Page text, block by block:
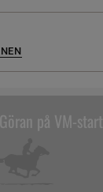
på VM-start